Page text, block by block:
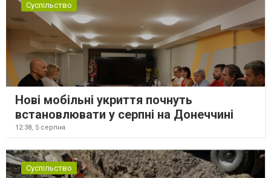
Суспільство
Нові мобільні укриття почнуть
встановлювати у серпні на Донеччині
12:38, 5 серпня
Суспільство